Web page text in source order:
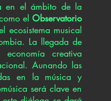
en el ámbito de la
el Observatorio
ecosistema musical
La llegada de
creativa
Aunando las
en la música y
será clave en